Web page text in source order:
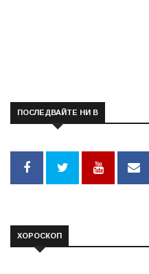
ПОСЛЕДВАЙТЕ НИ В
ХОРОСКОП